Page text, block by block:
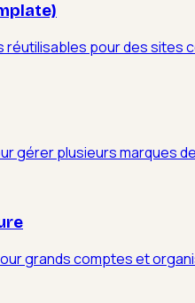
réutilisables pour des sites
gérer plusieurs marques
grands comptes et